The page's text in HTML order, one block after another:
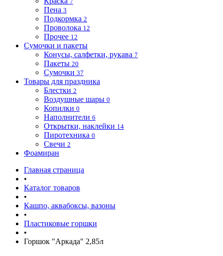
Пена 3
Подкормка 2
Проволока 12
Прочее 12
Сумочки и пакеты
Конусы, салфетки, рукава 7
Пакеты 20
Сумочки 37
Товары для праздника
Блестки 2
Воздушные шары 0
Копилки 0
Наполнители 6
Открытки, наклейки 14
Пиротехника 0
Свечи 2
Фоамиран
Главная страница
•
Каталог товаров
•
Кашпо, аквабоксы, вазоны
•
Пластиковые горшки
•
Горшок "Аркада" 2,85л